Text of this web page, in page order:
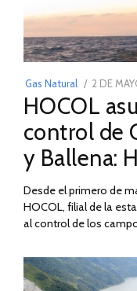
Gas Natural
POSTED
ON
2 DE
HOCOL
control de
y Ballena:
Desde el primero de
HOCOL, filial de la
al control de los